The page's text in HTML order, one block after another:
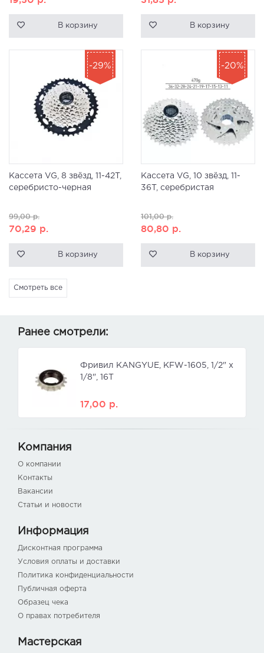
В корзину В корзину
Кассета VG, 8 звёзд, 11-42T,
серебристо-черная
99,00р.
70,29 р.
В корзину
-29%
Кассета VG, 10 звёзд, 11-
36T, серебристая
101,00р.
80,80 р.
В корзину
-20%
Смотреть все
Ранее смотрели:
Фривил KANGYUE, KFW-1605, 1/2" х
1/8", 16T
17,00 р.
Компания
О компании
Контакты
Вакансии
Статьи и новости
Информация
Дисконтная программа
Условия оплаты и доставки
Политика конфиденциальности
Публичная оферта
Образец чека
О правах потребителя
Мастерская